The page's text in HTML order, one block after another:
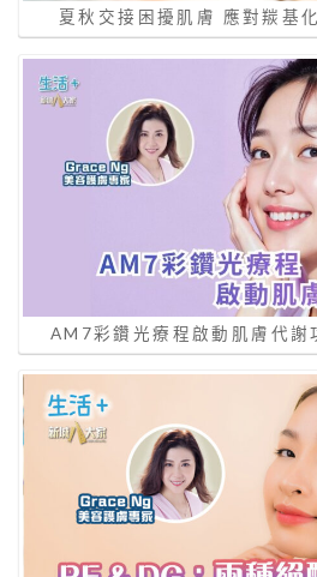
夏秋交接困擾肌膚 應對羰基
AM7彩鑽光療程啟動肌膚代謝